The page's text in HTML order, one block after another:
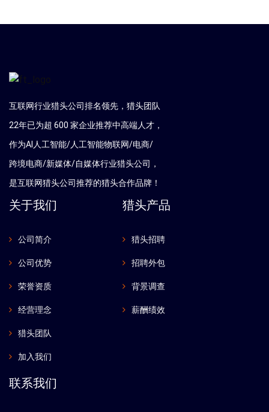
互联网行业猎头公司排名领先，猎头团队
22年已为超 600 家企业推荐中高端人才，
作为AI人工智能/人工智能物联网/电商/
跨境电商/新媒体/自媒体行业猎头公司，
是互联网猎头公司推荐的猎头合作品牌！
关于我们
公司简介
公司优势
荣誉资质
经营理念
猎头团队
加入我们
猎头产品
猎头招聘
招聘外包
背景调查
薪酬绩效
联系我们